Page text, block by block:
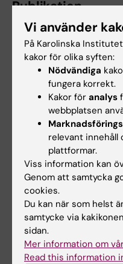
Publikation
“Mitral annular
prolapse: long-
arrhythmias after
Cristina Da Silva,
Bulatovic, Andreas
J. Cohen, Frieder
Svenarud, Maria J.
Magnus Dalén,
Journal,online 15
10.1093/eurheartj/
Tags
Lifestyle4Health (sv)
Kardiologi Kirurgi
Vi använder
På Karolinska
kakor för olika syften:
Nödvändiga
fungera korrekt.
Kakor för analys
webbplatsen
relevant innehåll
plattformar.
Viss information kan
Genom att samtycka
cookies.
Du kan när som helst
samtycke via
sidan.
Mer information om
Read this information